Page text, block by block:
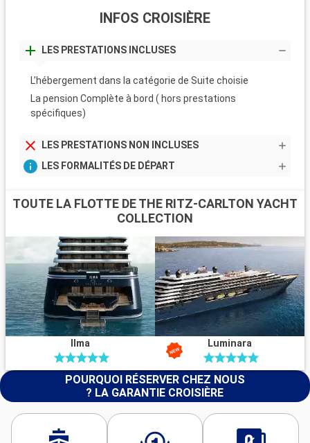
INFOS CROISIÈRE
LES PRESTATIONS INCLUSES
L’hébergement dans la catégorie de Suite choisie
La pension Complète à bord ( hors prestations
spécifiques)
LES PRESTATIONS NON INCLUSES
LES FORMALITÉS DE DÉPART
TOUTE LA FLOTTE DE THE RITZ-CARLTON YACHT
COLLECTION
Ilma Luminara
POURQUOI RÉSERVER CHEZ NOUS
? LA GARANTIE CROISIÈRE